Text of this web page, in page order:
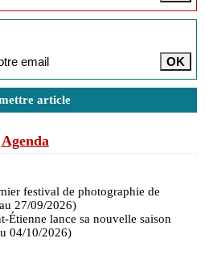
article
Agenda
festival de photographie de
27/09/2026)
Étienne lance sa nouvelle saison
04/10/2026)